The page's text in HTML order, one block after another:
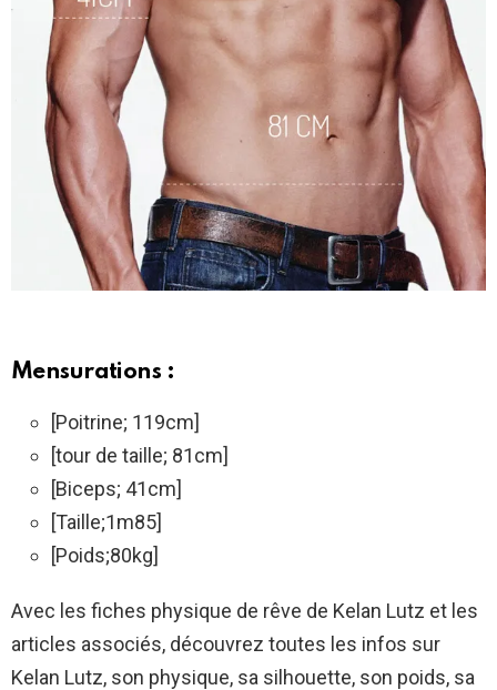
Mensurations :
[Poitrine; 119cm]
[tour de taille; 81cm]
[Biceps; 41cm]
[Taille;1m85]
[Poids;80kg]
Avec les fiches physique de rêve de Kelan Lutz et les
articles associés, découvrez toutes les infos sur
Kelan Lutz, son physique, sa silhouette, son poids, sa